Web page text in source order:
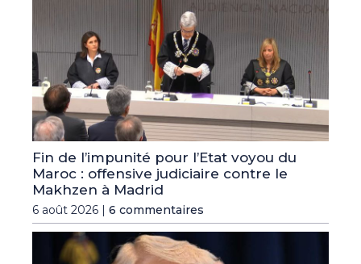
Fin de l’impunité pour l’Etat voyou du
Maroc : offensive judiciaire contre le
Makhzen à Madrid
6 août 2026 | 6 commentaires